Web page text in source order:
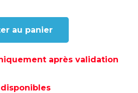
au panier
après validation